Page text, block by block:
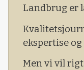
Landbrug er
ekspertise
Men vi vil